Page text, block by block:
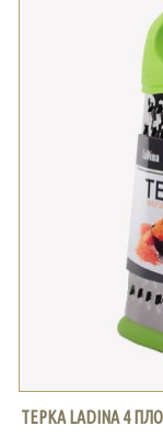
ТЕРКА LADINA 4